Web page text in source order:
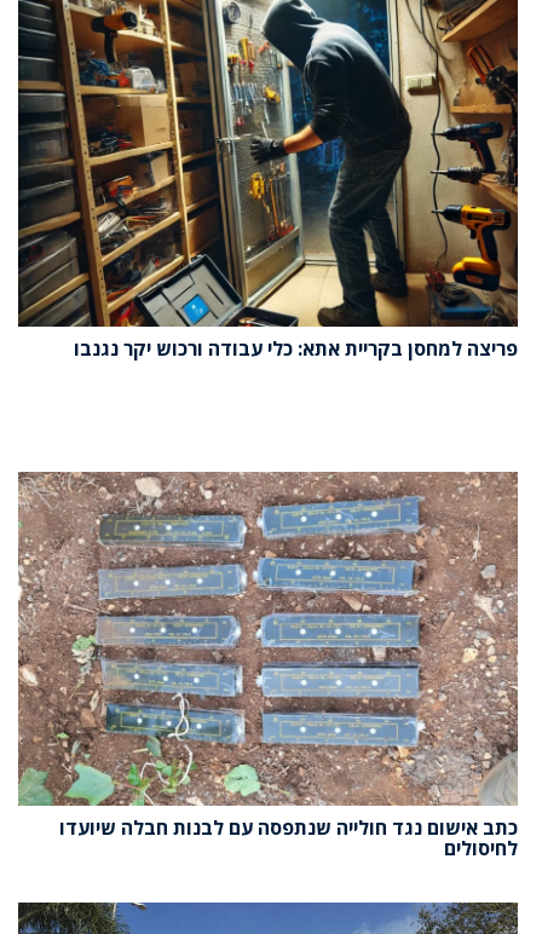
פריצה למחסן בקריית אתא: כלי עבודה ורכוש יקר נגנבו
כתב אישום נגד חולייה שנתפסה עם לבנות חבלה שיועדו
לחיסולים